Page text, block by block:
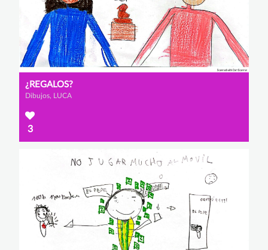
¿REGALOS?
Dibujos, LUCA
3